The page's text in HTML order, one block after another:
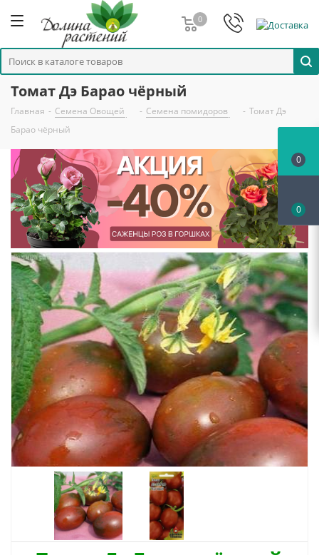
0
Томат Дэ Барао чёрный
Главная - Семена Овощей - Семена помидоров - Томат Дэ
Барао чёрный
0
0